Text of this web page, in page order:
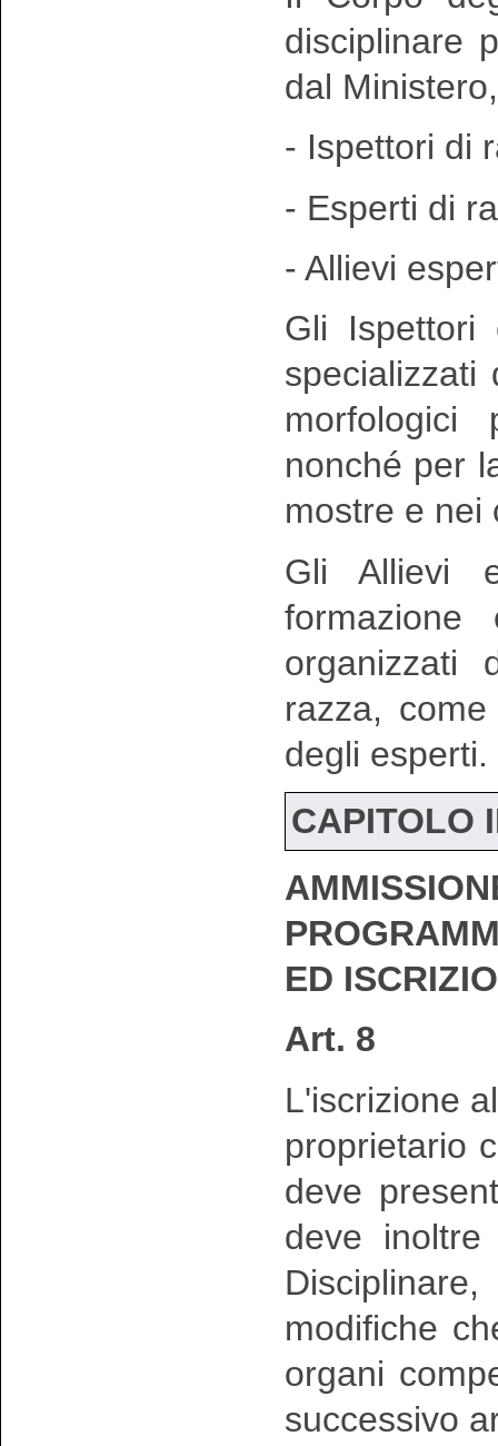
disciplinare
dal
- Ispettori di
- Esperti di
- Allievi
Gli
specializzati
morfologici
nonché per
mostre e
Gli Allievi
organizzati
razza,
degli esperti.
CAPITOLO
ED
Art. 8
L'iscrizione
proprietario
deve
deve
modifiche
organi
successivo